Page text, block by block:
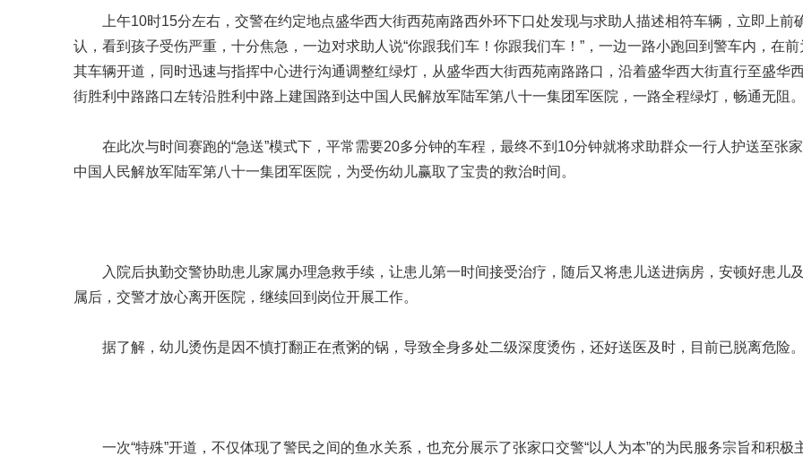
上午10时15分左右，交警在约定地点盛华西大街西苑南路西外环下口处发现与求助人描述相符车辆，立即上前
认，看到孩子受伤严重，十分焦急，一边对求助人说“你跟我们车！你跟我们车！”，一边一路小跑回到警车内，在前
其车辆开道，同时迅速与指挥中心进行沟通调整红绿灯，从盛华西大街西苑南路路口，沿着盛华西大街直行至盛华
街胜利中路路口左转沿胜利中路上建国路到达中国人民解放军陆军第八十一集团军医院，一路全程绿灯，畅通无阻
在此次与时间赛跑的“急送”模式下，平常需要20多分钟的车程，最终不到10分钟就将求助群众一行人护送至张
中国人民解放军陆军第八十一集团军医院，为受伤幼儿赢取了宝贵的救治时间。
入院后执勤交警协助患儿家属办理急救手续，让患儿第一时间接受治疗，随后又将患儿送进病房，安顿好患儿
属后，交警才放心离开医院，继续回到岗位开展工作。
据了解，幼儿烫伤是因不慎打翻正在煮粥的锅，导致全身多处二级深度烫伤，还好送医及时，目前已脱离危险
一次“特殊”开道，不仅体现了警民之间的鱼水关系，也充分展示了张家口交警“以人为本”的为民服务宗旨和积极